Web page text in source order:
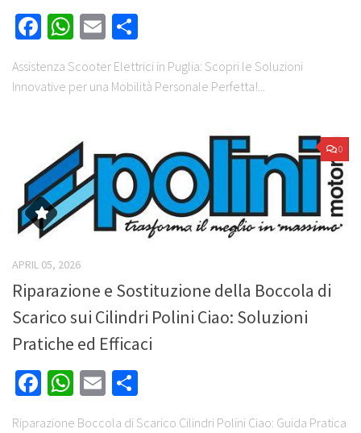
Facebook
WhatsApp
Email
Assistenza Scooter Elettrici in Puglia: Scopri le Soluzioni
Innovative per una Mobilità Personale Perfetta!...
0
APRIL 05, 2026
Riparazione e Sostituzione della Boccola di
Scarico sui Cilindri Polini Ciao: Soluzioni
Pratiche ed Efficaci
Facebook
WhatsApp
Email
Riparazione Boccola di Scarico Cilindri Polini Ciao: Guida Pratica